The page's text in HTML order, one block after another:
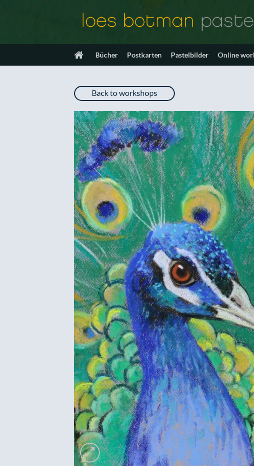
Bücher Postkarten Pastelbilder Online
Back to workshops